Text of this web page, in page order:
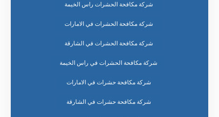
شركة مكافحة الحشرات راس الخيمة
شركة مكافحة الحشرات في الامارات
شركة مكافحة الحشرات في الشارقة
شركة مكافحة الحشرات في راس الخيمة
شركة مكافحة حشرات في الامارات
شركة مكافحة حشرات في الشارقة